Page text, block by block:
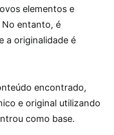
elementos e
entanto, é
a originalidade é
encontrado,
e original utilizando
como base.